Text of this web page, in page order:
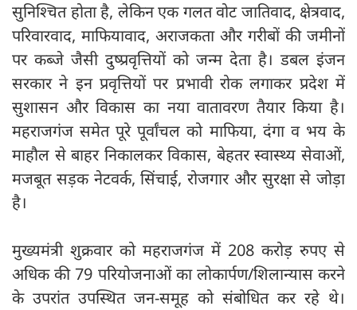
सुनिश्चित होता है, लेकिन एक गलत वोट जातिवाद, क्षेत्रवाद,
परिवारवाद, माफियावाद, अराजकता और गरीबों की जमीनों
पर कब्जे जैसी दुष्प्रवृत्तियों को जन्म देता है। डबल इंजन
सरकार ने इन प्रवृत्तियों पर प्रभावी रोक लगाकर प्रदेश में
सुशासन और विकास का नया वातावरण तैयार किया है।
महराजगंज समेत पूरे पूर्वांचल को माफिया, दंगा व भय के
माहौल से बाहर निकालकर विकास, बेहतर स्वास्थ्य सेवाओं,
मजबूत सड़क नेटवर्क, सिंचाई, रोजगार और सुरक्षा से जोड़ा
है।
मुख्यमंत्री शुक्रवार को महराजगंज में 208 करोड़ रुपए से
अधिक की 79 परियोजनाओं का लोकार्पण/शिलान्यास करने
के उपरांत उपस्थित जन-समूह को संबोधित कर रहे थे।